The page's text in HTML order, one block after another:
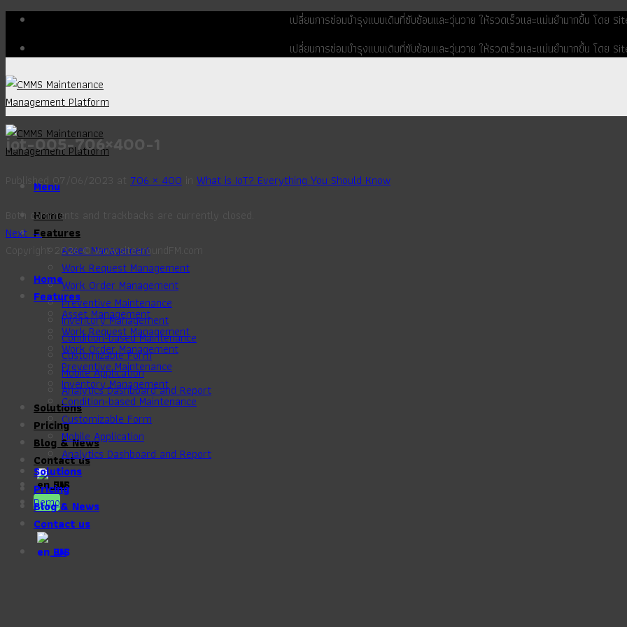
Skip
content
เปลี่ยนการซ่อมบำรุงแบบเดิมที่ซับซ้อนและวุ่นวาย ให้รวดเร็วและแม่นยำมากขึ้น โดย
เปลี่ยนการซ่อมบำรุงแบบเดิมที่ซับซ้อนและวุ่นวาย ให้รวดเร็วและแม่นยำมากขึ้น โดย
Menu
Home
Features
Asset Management
Work Request Management
Work Order Management
Preventive Maintenance
Inventory Management
Condition-based Maintenance
Customizable Form
Mobile Application
Analytics Dashboard and Report
Solutions
Pricing
Blog & News
Contact us
EN
Demo
iot-005-706×400-1
Published 07/06/2023 706 × 400
What is IoT? Everything You Should Know
Both comments and trackbacks are currently closed.
Next →
Copyright 2026 © www.sitearoundFM.com
Home
Features
Asset Management
Work Request Management
Work Order Management
Preventive Maintenance
Inventory Management
Condition-based Maintenance
Customizable Form
Mobile Application
Analytics Dashboard and Report
Solutions
Pricing
Blog & News
Contact us
EN